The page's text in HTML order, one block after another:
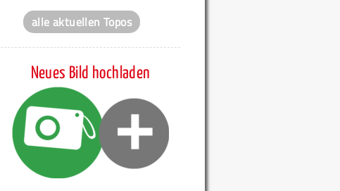
alle aktuellen Topos
Neues Bild hochladen